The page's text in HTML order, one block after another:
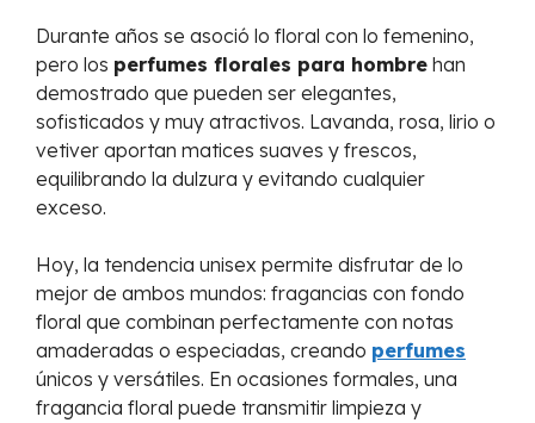
Durante años se asoció lo floral con lo femenino,
pero los perfumes florales para hombre han
demostrado que pueden ser elegantes,
sofisticados y muy atractivos. Lavanda, rosa, lirio o
vetiver aportan matices suaves y frescos,
equilibrando la dulzura y evitando cualquier
exceso.
Hoy, la tendencia unisex permite disfrutar de lo
mejor de ambos mundos: fragancias con fondo
floral que combinan perfectamente con notas
amaderadas o especiadas, creando perfumes
únicos y versátiles. En ocasiones formales, una
fragancia floral puede transmitir limpieza y